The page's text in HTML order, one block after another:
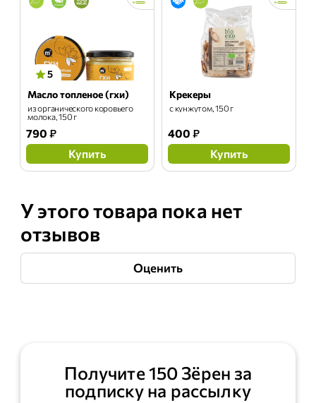
5
Масло топленое (гхи)
из органического коровьего
молока, 150 г
790 ₽
Купить
Крекеры
с кунжутом, 150 г
400 ₽
Купить
У этого товара пока нет
отзывов
Оценить
Получите 150 Зёрен за
подписку на рассылку